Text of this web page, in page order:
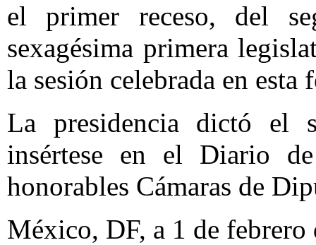
el primer receso, del
sexagésima primera
la sesión celebrada en esta
La presidencia dictó el
insértese en el Diario
honorables Cámaras de
México, DF, a 1 de febrero